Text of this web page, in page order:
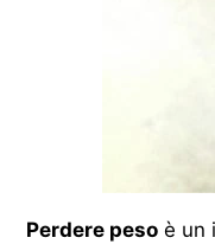
Perdere peso è un